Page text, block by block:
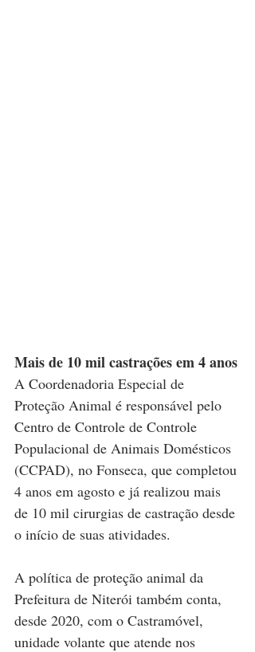
Mais de 10 mil castrações em 4 anos
A Coordenadoria Especial de
Proteção Animal é responsável pelo
Centro de Controle de Controle
Populacional de Animais Domésticos
(CCPAD), no Fonseca, que completou
4 anos em agosto e já realizou mais
de 10 mil cirurgias de castração desde
o início de suas atividades.
A política de proteção animal da
Prefeitura de Niterói também conta,
desde 2020, com o Castramóvel,
unidade volante que atende nos